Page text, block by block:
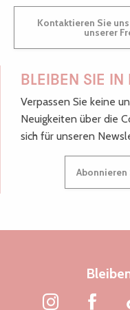
Kontaktieren Sie uns oder besuchen Sie uns in einem
unserer
BLEIBEN SIE IN
Verpassen Sie keine
Neuigkeiten über die
sich für unseren